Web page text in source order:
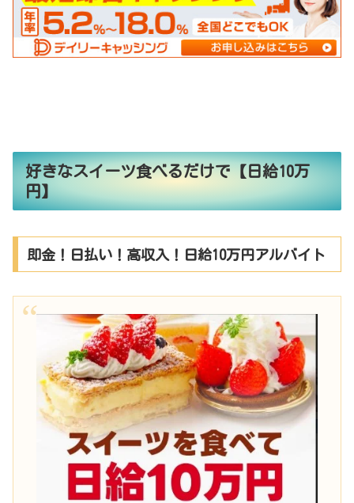
好きなスイーツ食べるだけで【日給10万
円】
即金！日払い！高収入！日給10万円アルバイト